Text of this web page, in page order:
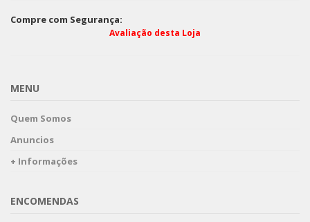
Compre com Segurança:
Avaliação desta Loja
MENU
Quem Somos
Anuncios
+ Informações
ENCOMENDAS